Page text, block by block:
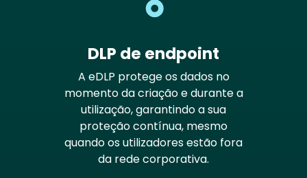
DLP de endpoint
A eDLP protege os dados no
momento da criação e durante a
utilização, garantindo a sua
proteção contínua, mesmo
quando os utilizadores estão fora
da rede corporativa.